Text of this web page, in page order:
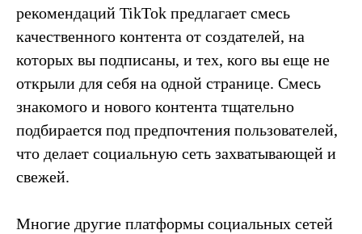
рекомендаций TikTok предлагает смесь
качественного контента от создателей, на
которых вы подписаны, и тех, кого вы еще не
открыли для себя на одной странице. Смесь
знакомого и нового контента тщательно
подбирается под предпочтения пользователей,
что делает социальную сеть захватывающей и
свежей.
Многие другие платформы социальных сетей